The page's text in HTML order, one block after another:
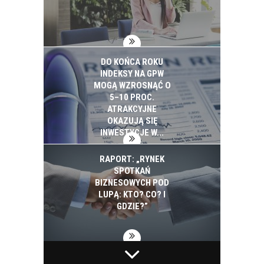
DO KOŃCA ROKU
INDEKSY NA GPW
MOGĄ WZROSNĄĆ O
5–10 PROC.
ATRAKCYJNE
OKAZUJĄ SIĘ
INWESTYCJE W...
RAPORT: „RYNEK
SPOTKAŃ
BIZNESOWYCH POD
LUPĄ: KTO? CO? I
GDZIE?”
BIAŁYSTOK NA
PEPSICO INWESTUJE